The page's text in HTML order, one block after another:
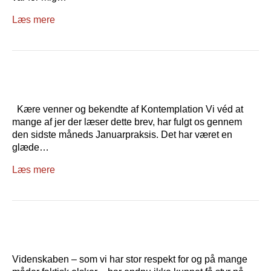
Læs mere
Kære venner og bekendte af Kontemplation Vi véd at
mange af jer der læser dette brev, har fulgt os gennem
den sidste måneds Januarpraksis. Det har været en
glæde…
Læs mere
Videnskaben – som vi har stor respekt for og på mange